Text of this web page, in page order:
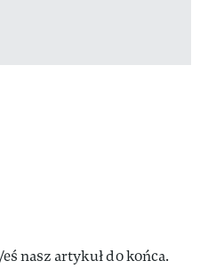
nasz artykuł do końca.